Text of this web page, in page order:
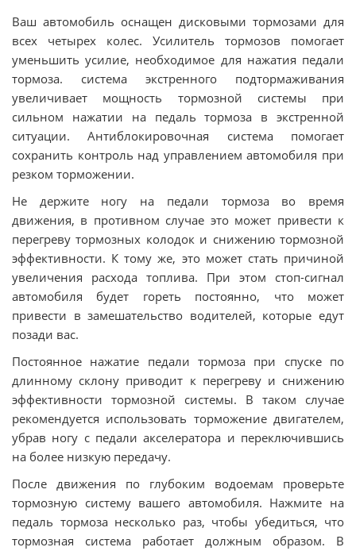
Ваш автомобиль оснащен дисковыми тормозами для
всех четырех колес. Усилитель тормозов помогает
уменьшить усилие, необходимое для нажатия педали
тормоза. система экстренного подтормаживания
увеличивает мощность тормозной системы при
сильном нажатии на педаль тормоза в экстренной
ситуации. Антиблокировочная система помогает
сохранить контроль над управлением автомобиля при
резком торможении.
Не держите ногу на педали тормоза во время
движения, в противном случае это может привести к
перегреву тормозных колодок и снижению тормозной
эффективности. К тому же, это может стать причиной
увеличения расхода топлива. При этом стоп-сигнал
автомобиля будет гореть постоянно, что может
привести в замешательство водителей, которые едут
позади вас.
Постоянное нажатие педали тормоза при спуске по
длинному склону приводит к перегреву и снижению
эффективности тормозной системы. В таком случае
рекомендуется использовать торможение двигателем,
убрав ногу с педали акселератора и переключившись
на более низкую передачу.
После движения по глубоким водоемам проверьте
тормозную систему вашего автомобиля. Нажмите на
педаль тормоза несколько раз, чтобы убедиться, что
тормозная система работает должным образом. В